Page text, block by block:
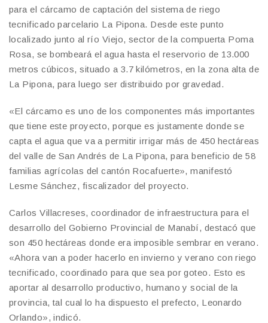
para el cárcamo de captación del sistema de riego
tecnificado parcelario La Pipona. Desde este punto
localizado junto al río Viejo, sector de la compuerta Poma
Rosa, se bombeará el agua hasta el reservorio de 13.000
metros cúbicos, situado a 3.7 kilómetros, en la zona alta de
La Pipona, para luego ser distribuido por gravedad.
«El cárcamo es uno de los componentes más importantes
que tiene este proyecto, porque es justamente donde se
capta el agua que va a permitir irrigar más de 450 hectáreas
del valle de San Andrés de La Pipona, para beneficio de 58
familias agrícolas del cantón Rocafuerte», manifestó
Lesme Sánchez, fiscalizador del proyecto.
Carlos Villacreses, coordinador de infraestructura para el
desarrollo del Gobierno Provincial de Manabí, destacó que
son 450 hectáreas donde era imposible sembrar en verano.
«Ahora van a poder hacerlo en invierno y verano con riego
tecnificado, coordinado para que sea por goteo. Esto es
aportar al desarrollo productivo, humano y social de la
provincia, tal cual lo ha dispuesto el prefecto, Leonardo
Orlando», indicó.